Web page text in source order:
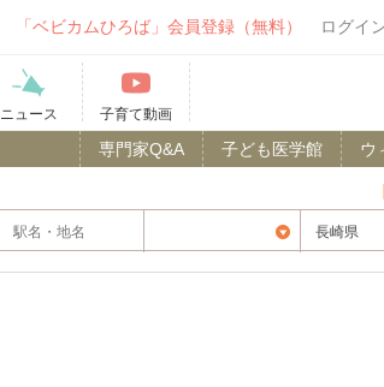
「ベビカムひろば」会員登録（無料） ログイ
ニュース 子育て動画
ウ
子ども医学館
専門家Q&A